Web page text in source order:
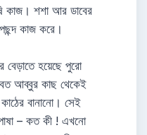
কাজ। শশা আর ডাবের
কাজ করে।
বেড়াতে হয়েছে পুরো
আব্বুর কাছ থেকেই
বানানো। সেই
– কত কী ! এখনো